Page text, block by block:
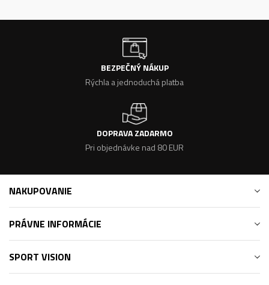
BEZPEČNÝ NÁKUP
Rýchla a jednoduchá platba
DOPRAVA ZADARMO
Pri objednávke nad 80 EUR
NAKUPOVANIE
PRÁVNE INFORMÁCIE
SPORT VISION